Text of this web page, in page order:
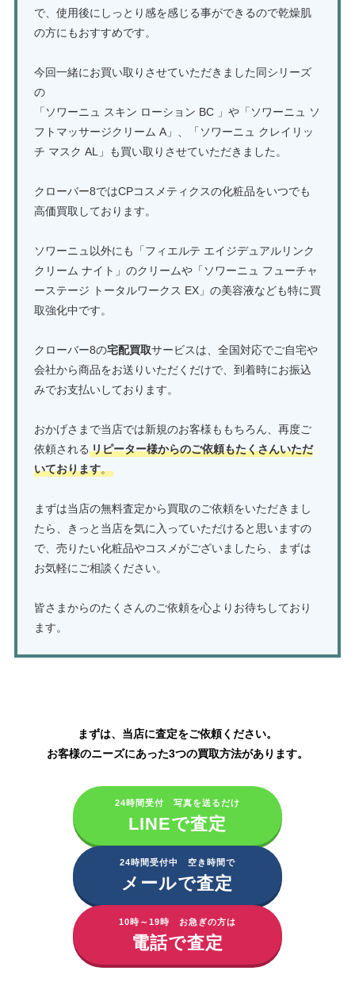
で、使用後にしっとり感を感じる事ができるので乾燥肌
の方にもおすすめです。
今回一緒にお買い取りさせていただきました同シリーズ
の
「ソワーニュ スキン ローション BC 」や「ソワーニュ ソ
フトマッサージクリーム A」、「ソワーニュ クレイリッ
チ マスク AL」も買い取りさせていただきました。
クローバー8ではCPコスメティクスの化粧品をいつでも
高価買取しております。
ソワーニュ以外にも「フィエルテ エイジデュアルリンク
クリーム ナイト」のクリームや「ソワーニュ フューチャ
ーステージ トータルワークス EX」の美容液なども特に買
取強化中です。
クローバー8の宅配買取サービスは、全国対応でご自宅や
会社から商品をお送りいただくだけで、到着時にお振込
みでお支払いしております。
おかげさまで当店では新規のお客様ももちろん、再度ご
依頼される リピーター様からのご依頼もたくさんいただ
いております。
まずは当店の無料査定から買取のご依頼をいただきまし
たら、きっと当店を気に入っていただけると思いますの
で、売りたい化粧品やコスメがございましたら、まずは
お気軽にご相談ください。
皆さまからのたくさんのご依頼を心よりお待ちしており
ます。
まずは、当店に査定をご依頼ください。
お客様のニーズにあった3つの買取方法があります。
24時間受付 写真を送るだけ
LINEで査定
24時間受付中 空き時間で
メールで査定
10時～19時 お急ぎの方は
電話で査定